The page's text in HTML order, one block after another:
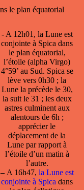
le plan équatorial
- A 12h01, la Lune est
conjointe à Spica dans
le plan équatorial,
l’étoile (alpha Virgo)
4°59’ au Sud. Spica se
lève vers 0h30 ; la
Lune la précède le 30,
la suit le 31 ; les deux
astres culminent aux
alentours de 6h ;
apprécier le
déplacement de la
Lune par rapport à
l’étoile d’un matin à
l’autre.
–A 16h47, la Lune est
conjointe à Spica dans